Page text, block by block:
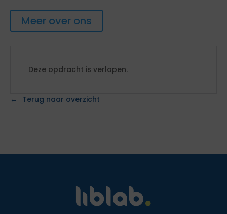
Meer over ons
Deze opdracht is verlopen.
Terug naar overzicht